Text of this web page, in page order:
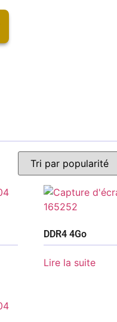
DDR4 4Go
Lire la suite